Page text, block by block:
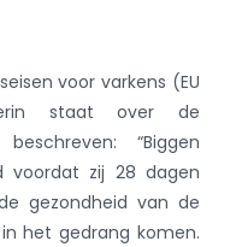
voor varkens (EU
staat over de
“Biggen
voordat zij 28 dagen
gezondheid van de
het gedrang komen.